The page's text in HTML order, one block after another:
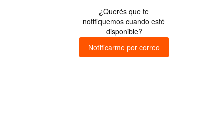
¿Querés que te
notifiquemos cuando esté
disponible?
Notificarme por correo